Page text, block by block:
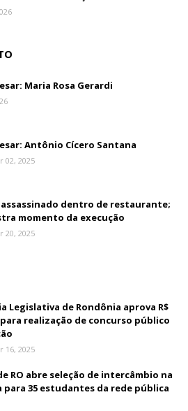
Maria Rosa Gerardi
Antônio Cícero Santana
02, 2025
assassinado dentro de restaurante;
momento da execução
20, 2025
Legislativa de Rondônia aprova R$
realização de concurso público
16, 2025
RO abre seleção de intercâmbio na
35 estudantes da rede pública